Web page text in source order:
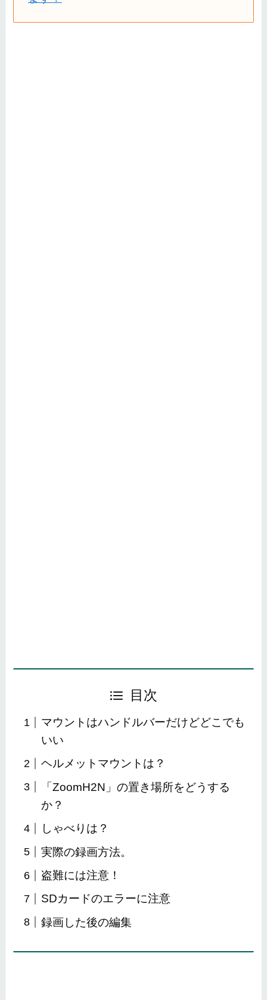
目次
マウントはハンドルバーだけどどこでも
いい
ヘルメットマウントは？
「ZoomH2N」の置き場所をどうする
か？
しゃべりは？
実際の録画方法。
盗難には注意！
SDカードのエラーに注意
録画した後の編集